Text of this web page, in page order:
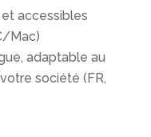
accessibles
Mac)
adaptable au
société (FR,